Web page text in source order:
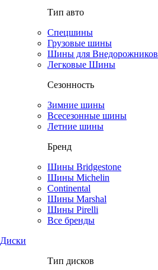
Тип авто
Спецшины
Грузовые шины
Шины для Внедорожников
Легковые Шины
Сезонность
Зимние шины
Всесезонные шины
Летние шины
Бренд
Шины Bridgestone
Шины Michelin
Continental
Шины Marshal
Шины Pirelli
Все бренды
Диски
Тип дисков